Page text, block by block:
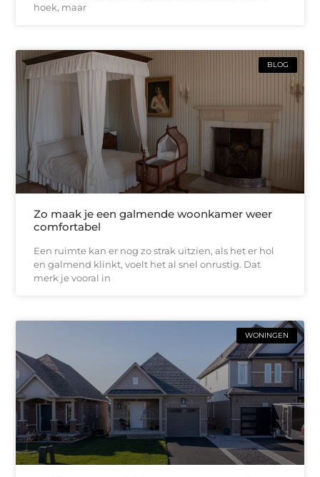
hoek, maar
BLOG
Zo maak je een galmende woonkamer weer
comfortabel
Een ruimte kan er nog zo strak uitzien, als het er hol
en galmend klinkt, voelt het al snel onrustig. Dat
merk je vooral in
WONINGEN